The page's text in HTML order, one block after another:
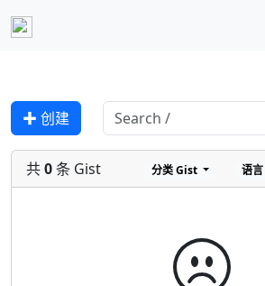
✚ 创建
共0条 Gist 分类Gist 语言